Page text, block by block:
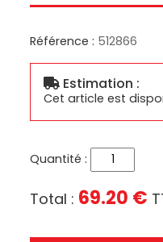
Référence : 512866
Estimation :
Cet article est
Quantité :
Total : 69.20 €